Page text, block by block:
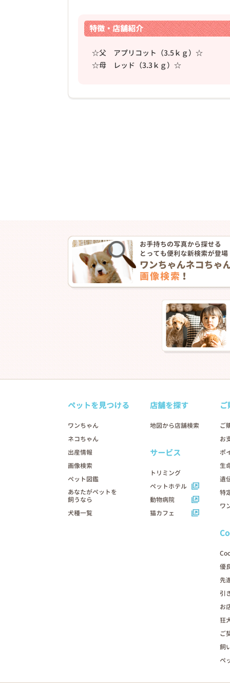
❮
特徴・店舗紹介
☆父 アプリコット（3.5ｋｇ）☆
☆母 レッド（3.3ｋｇ）☆
ペットを見つける
ワンちゃん
ネコちゃん
出産情報
画像検索
ペット図鑑
あなたがペットを
飼うなら
犬種一覧
店舗を探す
地図から店舗検索
サービス
トリミング
ペットホテル
動物病院
猫カフェ
ご
お
ポ
生
遺
特
ワ
優
先
引
お
狂
ご
飼
ペ